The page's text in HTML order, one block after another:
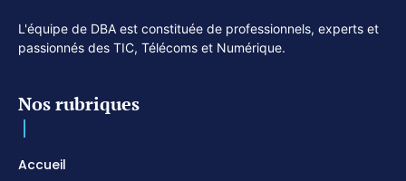
L'équipe de DBA est constituée de professionnels, experts et
passionnés des TIC, Télécoms et Numérique.
Nos rubriques
Accueil